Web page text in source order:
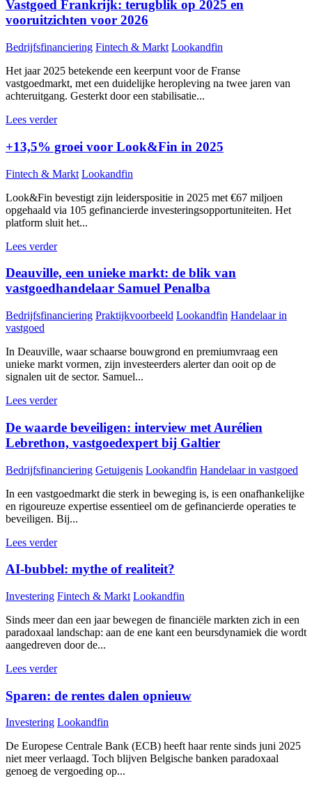
Vastgoed Frankrijk: terugblik op 2025 en
vooruitzichten voor 2026
Bedrijfsfinanciering Fintech & Markt Lookandfin
Het jaar 2025 betekende een keerpunt voor de Franse
vastgoedmarkt, met een duidelijke heropleving na twee jaren van
achteruitgang. Gesterkt door een stabilisatie...
Lees verder
+13,5% groei voor Look&Fin in 2025
Fintech & Markt Lookandfin
Look&Fin bevestigt zijn leiderspositie in 2025 met €67 miljoen
opgehaald via 105 gefinancierde investeringsopportuniteiten. Het
platform sluit het...
Lees verder
Deauville, een unieke markt: de blik van
vastgoedhandelaar Samuel Penalba
Bedrijfsfinanciering Praktijkvoorbeeld Lookandfin Handelaar in
vastgoed
In Deauville, waar schaarse bouwgrond en premiumvraag een
unieke markt vormen, zijn investeerders alerter dan ooit op de
signalen uit de sector. Samuel...
Lees verder
De waarde beveiligen: interview met Aurélien
Lebrethon, vastgoedexpert bij Galtier
Bedrijfsfinanciering Getuigenis Lookandfin Handelaar in vastgoed
In een vastgoedmarkt die sterk in beweging is, is een onafhankelijke
en rigoureuze expertise essentieel om de gefinancierde operaties te
beveiligen. Bij...
Lees verder
AI-bubbel: mythe of realiteit?
Investering Fintech & Markt Lookandfin
Sinds meer dan een jaar bewegen de financiële markten zich in een
paradoxaal landschap: aan de ene kant een beursdynamiek die wordt
aangedreven door de...
Lees verder
Sparen: de rentes dalen opnieuw
Investering Lookandfin
De Europese Centrale Bank (ECB) heeft haar rente sinds juni 2025
niet meer verlaagd. Toch blijven Belgische banken paradoxaal
genoeg de vergoeding op...